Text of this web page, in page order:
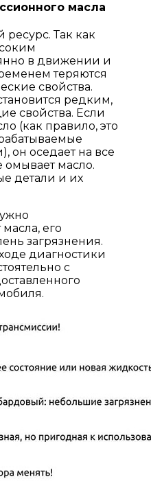
масла
Так как
в движении и
теряются
свойства.
редким,
свойства. Если
(как правило, это
он оседает на все
омывает масло.
детали и их
его
загрязнения.
диагностики
с